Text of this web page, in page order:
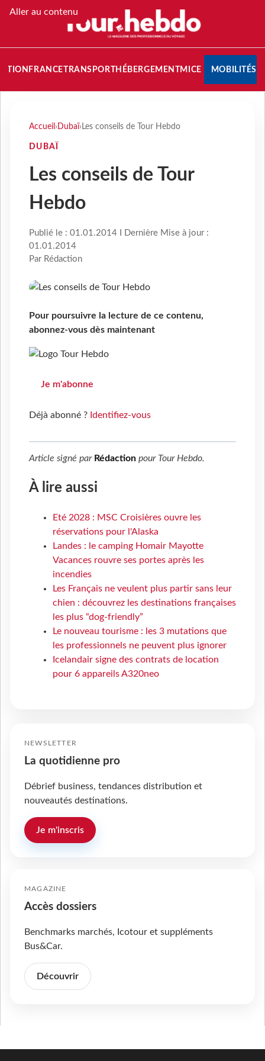
Aller au contenu
FRANCETRANSPORT HÉBERGEMENTMICE MOBILITÉS
Accueil › Dubaï› Les conseils de Tour Hebdo
DUBAÏ
Les conseils de Tour
Hebdo
Publié le : 01.01.2014 I Dernière Mise à jour :
01.01.2014
Par Rédaction
Pour poursuivre la lecture de ce contenu,
abonnez-vous dès maintenant
Je m'abonne
Déjà abonné ? Identifiez-vous
Article signé par Rédaction pour Tour Hebdo.
À lire aussi
Eté 2028 : MSC Croisières ouvre les
réservations pour l'Alaska
Landes : le camping Homair Mayotte
Vacances rouvre ses portes après les
incendies
Les Français ne veulent plus partir sans leur
chien : découvrez les destinations françaises
les plus “dog-friendly”
Le nouveau tourisme : les 3 mutations que
les professionnels ne peuvent plus ignorer
Icelandair signe des contrats de location
pour 6 appareils A320neo
NEWSLETTER
La quotidienne pro
Débrief business, tendances distribution et
nouveautés destinations.
Je m'inscris
MAGAZINE
Accès dossiers
Benchmarks marchés, Icotour et suppléments
Bus&Car.
Découvrir